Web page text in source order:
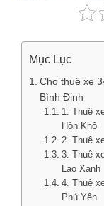
Mục Lục
Cho thuê xe
Bình Định
1. Thuê
Hòn Khô
2. Thuê
3. Thuê
Lao Xanh
4. Thuê
Phú Yên